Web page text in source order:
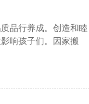
品行养成。创造和睦
响孩子们。因家搬